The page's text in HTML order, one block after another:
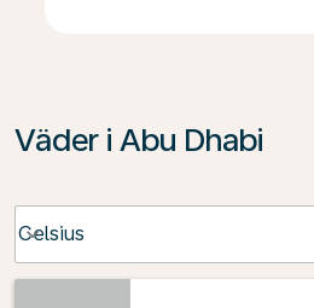
Väder i Abu Dhabi
Celsius
keyboard_arrow_down